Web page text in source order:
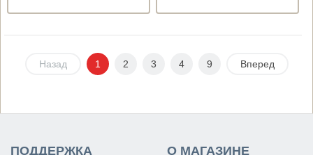
Назад 1 2 3 4 9 Вперед
ПОДДЕРЖКА О МАГАЗИНЕ